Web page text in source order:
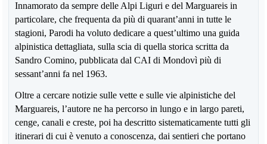
Innamorato da sempre delle Alpi Liguri e del Marguareis in
particolare, che frequenta da più di quarant’anni in tutte le
stagioni, Parodi ha voluto dedicare a quest’ultimo una guida
alpinistica dettagliata, sulla scia di quella storica scritta da
Sandro Comino, pubblicata dal CAI di Mondovì più di
sessant’anni fa nel 1963.
Oltre a cercare notizie sulle vette e sulle vie alpinistiche del
Marguareis, l’autore ne ha percorso in lungo e in largo pareti,
cenge, canali e creste, poi ha descritto sistematicamente tutti gli
itinerari di cui è venuto a conoscenza, dai sentieri che portano